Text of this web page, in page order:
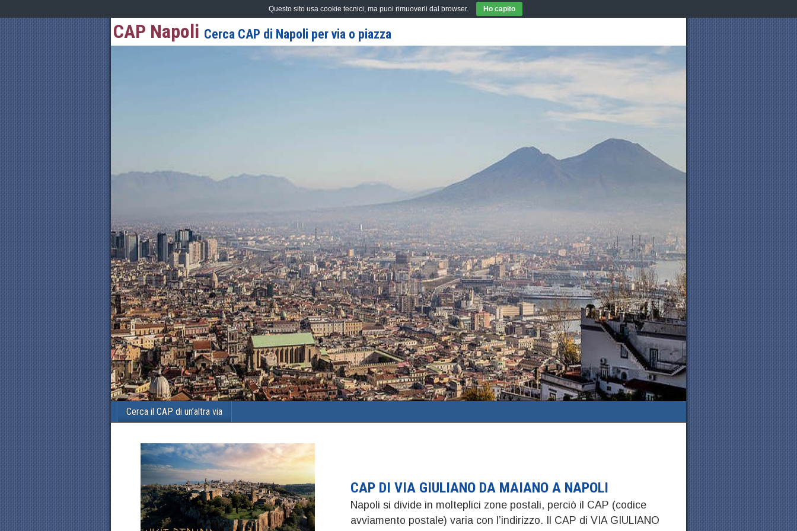
CAP Napoli Cerca CAP di Napoli per via o piazza
Cerca il CAP di un’altra via
CAP DI VIA GIULIANO DA MAIANO A NAPOLI
Napoli si divide in molteplici zone postali, perciò il CAP (codice
avviamento postale) varia con l’indirizzo. Il CAP di VIA GIULIANO
Questo sito usa cookie tecnici, ma puoi rimuoverli dal browser. Ho capito